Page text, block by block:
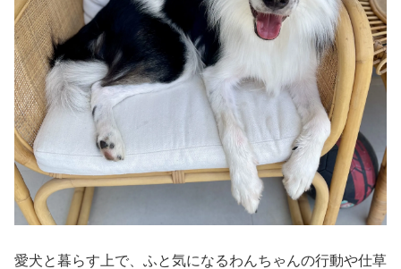
愛犬と暮らす上で、ふと気になるわんちゃんの行動や仕草